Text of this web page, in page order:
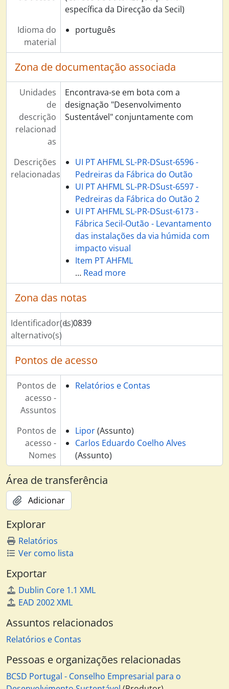
Desenvolvimento Sustentável - Dossier 3, 1999 - 2011
Emissões de Co2, 2000 - 2009
Cembureau, 2002 - 2010
Secil/Cmp - Pareceres e Estudos Técnicos, n.d.
Certificação Ambiental da fábrica Secil Outão, 1998 - 1999
Siroc (Projecto Roac), 1995 - 1996
Fundos de Pensões, 1992 - 2002
Estudos Vários, 1992 - 2010
Contabilidade, 1976 - 2002
Projecto Cimento Branco, 2002
Programa Formação de Quadros - Relatório 1ª Acção, Agosto 2008
Obrigações grupadas Secil/CMP - Prospecto de Admissão à cotação no segundo mercado da Bolsa de Valores de Lisboa, Agosto 2005
Departamento de Comunicação Institucional, 1932 - 2013
Aumentos de Capital, 1956 - 1991
Comissão de Trabalhadores da Secil, 1954 - 2013
Secretaria Geral, 1970 - 2006
Privatização Secil e CMP, 1992 - 1997
Estatutos, 2000
Co-incineração, 1994 - 2000
Licenciamentos e Alvarás, 1930 - 2000
específica da Direcção da Secil)
Idioma do
material
português
Zona de documentação associada
Unidades
de
descrição
relacionad
as
Encontrava-se em bota com a
designação "Desenvolvimento
Sustentável" conjuntamente com
Descrições
relacionadas
UI PT AHFML SL-PR-DSust-6596 -
Pedreiras da Fábrica do Outão
UI PT AHFML SL-PR-DSust-6597 -
Pedreiras da Fábrica do Outão 2
UI PT AHFML SL-PR-DSust-6173 -
Fábrica Secil-Outão - Levantamento
das instalações da via húmida com
impacto visual
Item PT AHFML
… Read more
Zona das notas
Identificador(es)
alternativo(s)
L 0839
Pontos de acesso
Pontos de
acesso -
Assuntos
Relatórios e Contas
Pontos de
acesso -
Nomes
Lipor(Assunto)
Carlos Eduardo Coelho Alves
(Assunto)
Área de transferência
Adicionar
Explorar
Relatórios
Ver como lista
Exportar
Dublin Core 1.1 XML
EAD 2002 XML
Assuntos relacionados
Relatórios e Contas
Pessoas e organizações relacionadas
BCSD Portugal - Conselho Empresarial para o